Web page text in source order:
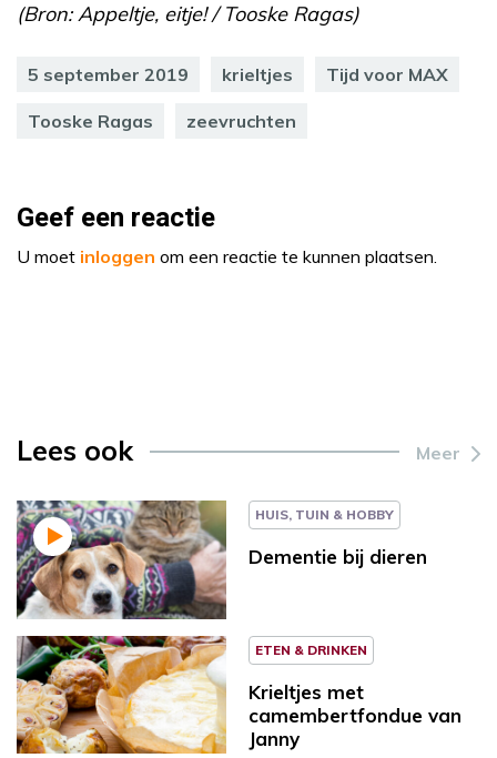
(Bron: Appeltje, eitje! / Tooske Ragas)
5 september 2019 krieltjes Tijd voor MAX
Tooske Ragas zeevruchten
Geef een reactie
U moet inloggen om een reactie te kunnen plaatsen.
Lees ook Meer
HUIS, TUIN & HOBBY
Dementie bij dieren
ETEN & DRINKEN
Krieltjes met
camembertfondue van
Janny